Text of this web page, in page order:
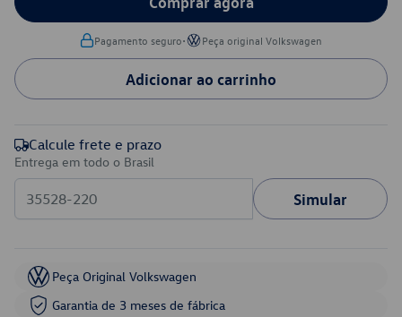
Pagamento seguro• Peça original Volkswagen
Adicionar ao carrinho
Calcule frete e prazo
Entrega em todo o Brasil
Simular
Peça Original Volkswagen
Garantia de 3 meses de fábrica